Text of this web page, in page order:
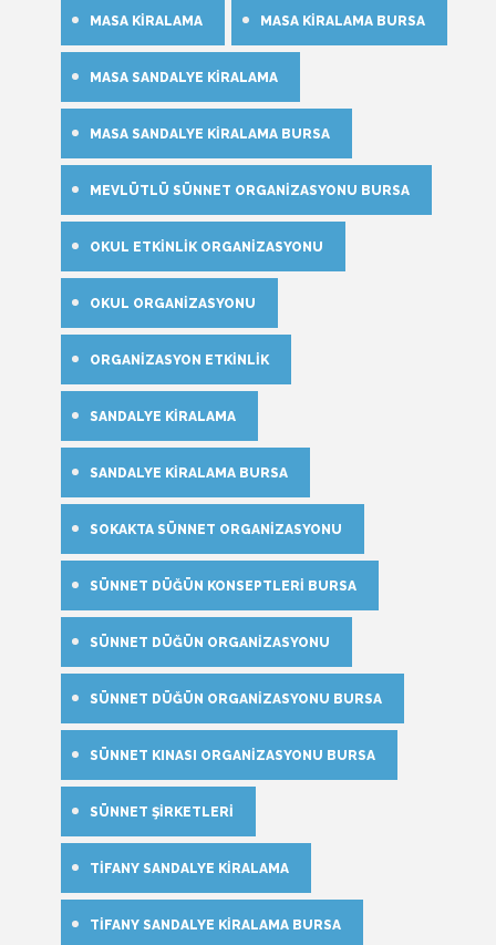
MASA KIRALAMA MASA KIRALAMA BURSA
MASA SANDALYE KIRALAMA
MASA SANDALYE KIRALAMA BURSA
MEVLÜTLÜ SÜNNET ORGANIZASYONU BURSA
OKUL ETKINLIK ORGANIZASYONU
OKUL ORGANIZASYONU
ORGANIZASYON ETKINLIK
SANDALYE KIRALAMA
SANDALYE KIRALAMA BURSA
SOKAKTA SÜNNET ORGANIZASYONU
SÜNNET DÜĞÜN KONSEPTLERI BURSA
SÜNNET DÜĞÜN ORGANIZASYONU
SÜNNET DÜĞÜN ORGANIZASYONU BURSA
SÜNNET KINASI ORGANIZASYONU BURSA
SÜNNET ŞIRKETLERI
TIFANY SANDALYE KIRALAMA
TIFANY SANDALYE KIRALAMA BURSA